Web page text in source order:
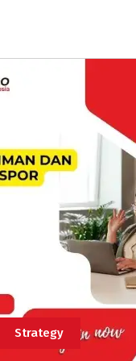
Strategy